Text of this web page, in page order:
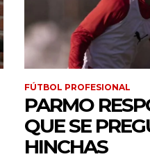
FÚTBOL PROFESIONAL
PARMO
QUE SE
HINCHAS